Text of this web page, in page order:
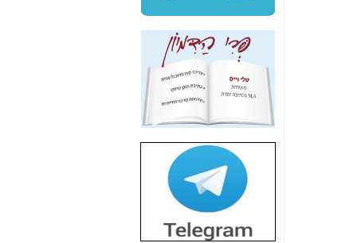
"יש אפליה בחקירה"?
חשיפה: למה השר
משה כחלון לא נחקר
עד היום? -
כאן
חשיפת חשד לשחיתות
הדומה לזו של "תיק
הסלולר -כאן
חשיפת מה שלא
רוצים שתדעו בעניין
פריסת אנלימיטד
(בניחוח בלתי נסבל) -
כאן